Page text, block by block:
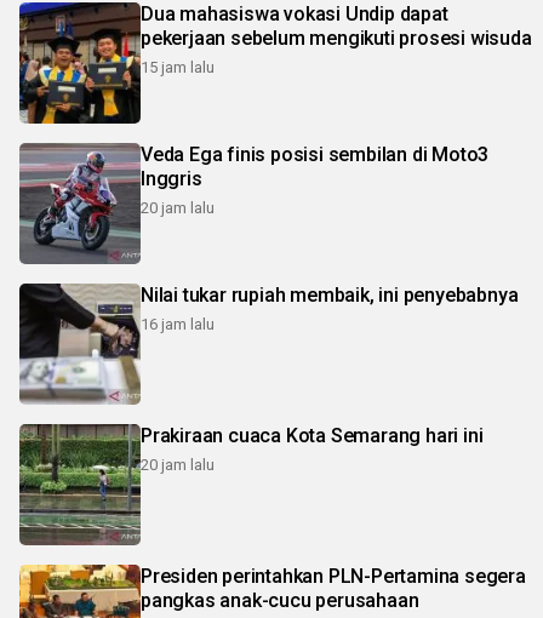
Dua mahasiswa vokasi Undip dapat
pekerjaan sebelum mengikuti prosesi wisuda
15 jam lalu
Veda Ega finis posisi sembilan di Moto3
Inggris
20 jam lalu
Nilai tukar rupiah membaik, ini penyebabnya
16 jam lalu
Prakiraan cuaca Kota Semarang hari ini
20 jam lalu
Presiden perintahkan PLN-Pertamina segera
pangkas anak-cucu perusahaan